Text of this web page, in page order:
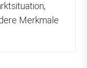
Merkmale